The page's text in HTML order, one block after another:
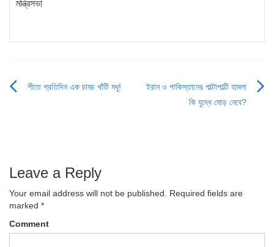
মন্ত্রিসভা
শীতে প্রতিদিন এক চামচ খাঁটি মধু!
ইরান ও পাকিস্তানের পাল্টাপাল্টি হামলা
কি যুদ্ধে মোড় নেবে?
Leave a Reply
Your email address will not be published.
Required fields are
marked *
Comment